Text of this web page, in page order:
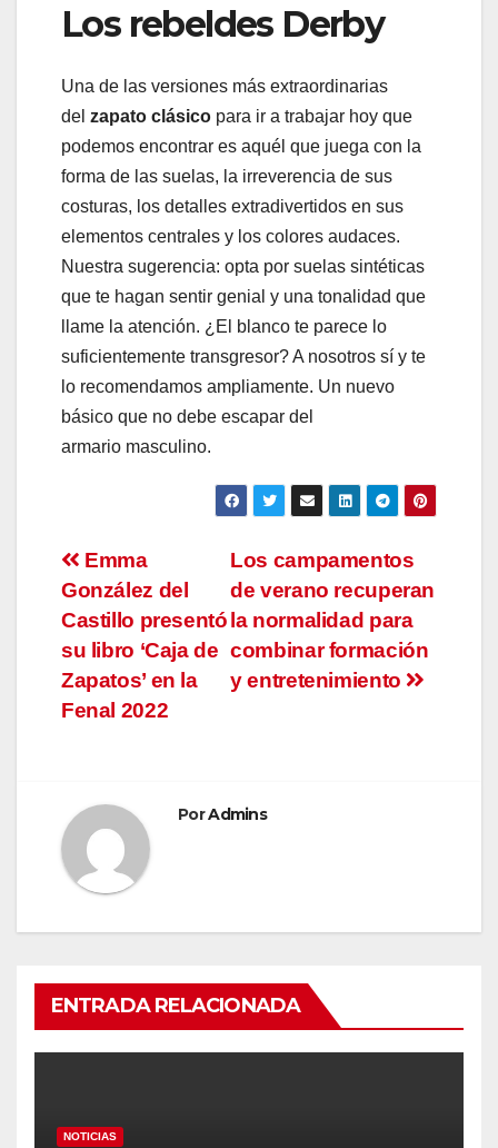
Los rebeldes Derby
Una de las versiones más extraordinarias
del zapato clásico para ir a trabajar hoy que
podemos encontrar es aquél que juega con la
forma de las suelas, la irreverencia de sus
costuras, los detalles extradivertidos en sus
elementos centrales y los colores audaces.
Nuestra sugerencia: opta por suelas sintéticas
que te hagan sentir genial y una tonalidad que
llame la atención. ¿El blanco te parece lo
suficientemente transgresor? A nosotros sí y te
lo recomendamos ampliamente. Un nuevo
básico que no debe escapar del
armario masculino.
Navegación
de
entradas
Los campamentos
de verano recuperan
la normalidad para
combinar formación
y entretenimiento
Emma
González del
Castillo presentó
su libro ‘Caja de
Zapatos’ en la
Fenal 2022
PorAdmins
ENTRADA RELACIONADA
NOTICIAS